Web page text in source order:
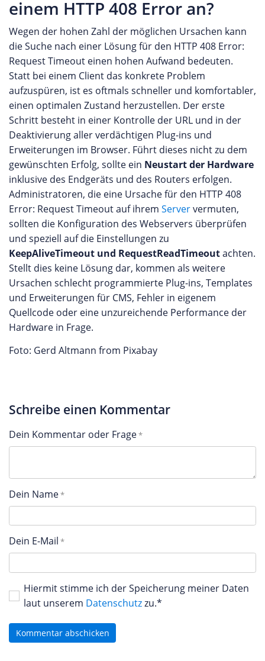
einem HTTP 408 Error an?
Wegen der hohen Zahl der möglichen Ursachen kann
die Suche nach einer Lösung für den HTTP 408 Error:
Request Timeout einen hohen Aufwand bedeuten.
Statt bei einem Client das konkrete Problem
aufzuspüren, ist es oftmals schneller und komfortabler,
einen optimalen Zustand herzustellen. Der erste
Schritt besteht in einer Kontrolle der URL und in der
Deaktivierung aller verdächtigen Plug-ins und
Erweiterungen im Browser. Führt dieses nicht zu dem
gewünschten Erfolg, sollte ein Neustart der Hardware
inklusive des Endgeräts und des Routers erfolgen.
Administratoren, die eine Ursache für den HTTP 408
Error: Request Timeout auf ihrem Serververmuten,
sollten die Konfiguration des Webservers überprüfen
und speziell auf die Einstellungen zu
KeepAliveTimeout und RequestReadTimeoutachten.
Stellt dies keine Lösung dar, kommen als weitere
Ursachen schlecht programmierte Plug-ins, Templates
und Erweiterungen für CMS, Fehler in eigenem
Quellcode oder eine unzureichende Performance der
Hardware in Frage.
Foto: Gerd Altmann from Pixabay
Schreibe einen Kommentar
Dein Kommentar oder Frage
Dein Name
Dein E-Mail
Hiermit stimme ich der Speicherung meiner Daten
laut unserem Datenschutzzu.*
Kommentar abschicken